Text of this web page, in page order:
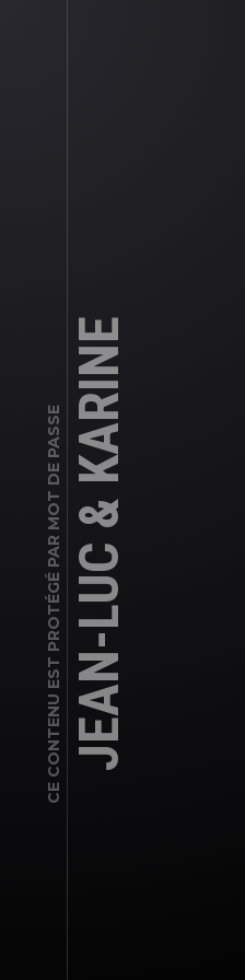
CE CONTENU EST PROTÉGÉ PAR MOT DE PASSEJEAN-LUC & KARINE